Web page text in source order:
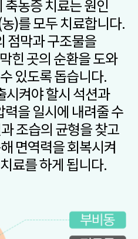
농증 치료는 원인
)를 모두 치료합니다.
점막과 구조물을
힌 곳의 순환을 도와
있도록 돕습니다.
시켜야 할시 석션과
을 일시에 내려줄 수
조습의 균형을 찾고
면역력을 회복시켜
료를 하게 됩니다.